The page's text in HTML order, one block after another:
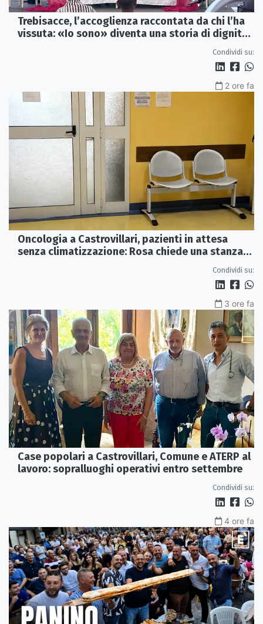
Trebisacce, l’accoglienza raccontata da chi l’ha
vissuta: «Io sono» diventa una storia di dignità
Condividi su:
2 ore fa
Oncologia a Castrovillari, pazienti in attesa
senza climatizzazione: Rosa chiede una stanza
Condividi su:
3 ore fa
Case popolari a Castrovillari, Comune e ATERP al
lavoro: sopralluoghi operativi entro settembre
Condividi su:
4 ore fa